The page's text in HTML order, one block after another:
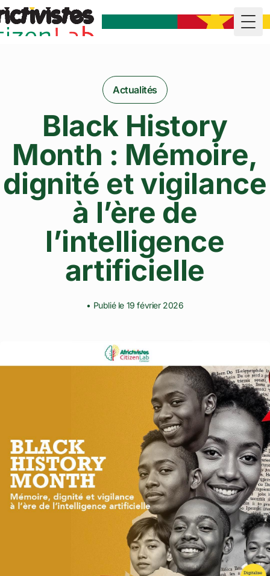
Actualités
Black History
Month : Mémoire,
dignité et vigilance
à l’ère de
l’intelligence
artificielle
• Publié le 19 février 2026